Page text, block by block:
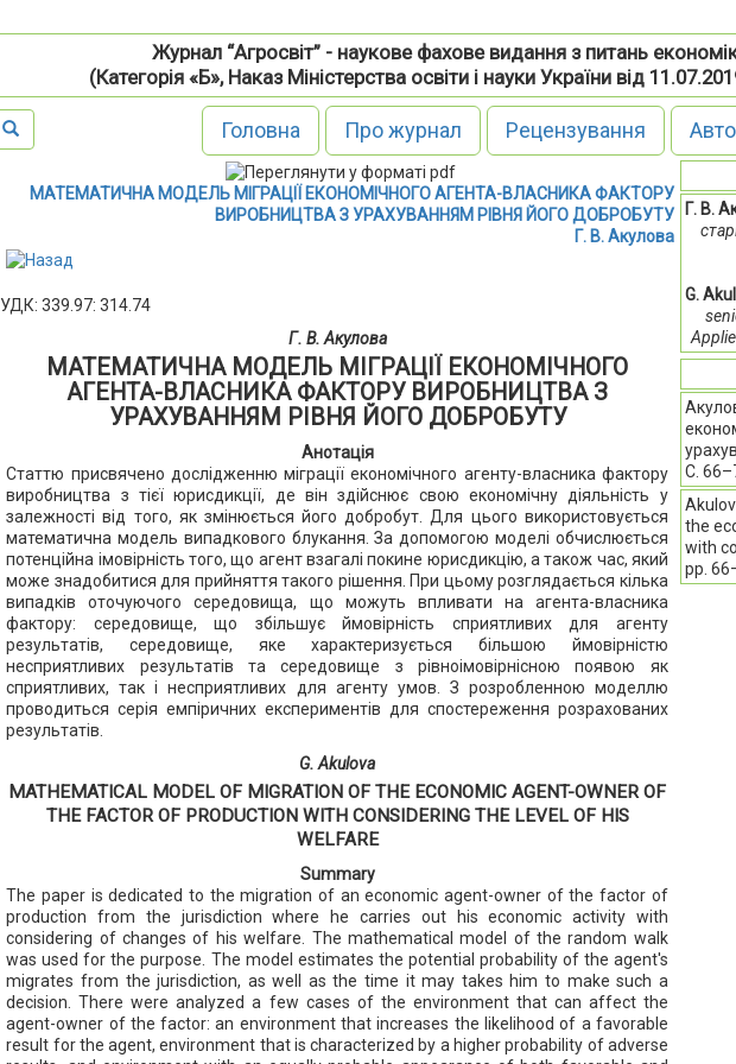
Журнал “Агросвіт” - наукове фахове видання з питань
(Категорія «Б», Наказ Міністерства освіти і науки України від
Головна Про журнал Рецензування
МАТЕМАТИЧНА МОДЕЛЬ МІГРАЦІЇ ЕКОНОМІЧНОГО АГЕНТА-ВЛАСНИКА ФАКТОРУ
ВИРОБНИЦТВА З УРАХУВАННЯМ РІВНЯ ЙОГО ДОБРОБУТУ
Г. В. Акулова
УДК: 339.97: 314.74
Г. В. Акулова
МАТЕМАТИЧНА МОДЕЛЬ МІГРАЦІЇ ЕКОНОМІЧНОГО
АГЕНТА-ВЛАСНИКА ФАКТОРУ ВИРОБНИЦТВА З
УРАХУВАННЯМ РІВНЯ ЙОГО ДОБРОБУТУ
Анотація
Статтю присвячено дослідженню міграції економічного агенту-власника фактору
виробництва з тієї юрисдикції, де він здійснює свою економічну діяльність у
залежності від того, як змінюється його добробут. Для цього використовується
математична модель випадкового блукання. За допомогою моделі обчислюється
потенційна імовірність того, що агент взагалі покине юрисдикцію, а також час, який
може знадобитися для прийняття такого рішення. При цьому розглядається кілька
випадків оточуючого середовища, що можуть впливати на агента-власника
фактору: середовище, що збільшує ймовірність сприятливих для агенту
результатів, середовище, яке характеризується більшою ймовірністю
несприятливих результатів та середовище з рівноімовірнісною появою як
сприятливих, так і несприятливих для агенту умов. З розробленною моделлю
проводиться серія емпіричних експериментів для спостереження розрахованих
результатів.
G. Akulova
MATHEMATICAL MODEL OF MIGRATION OF THE ECONOMIC AGENT-OWNER OF
THE FACTOR OF PRODUCTION WITH CONSIDERING THE LEVEL OF HIS
WELFARE
Summary
The paper is dedicated to the migration of an economic agent-owner of the factor of
production from the jurisdiction where he carries out his economic activity with
considering of changes of his welfare. The mathematical model of the random walk
was used for the purpose. The model estimates the potential probability of the agent's
migrates from the jurisdiction, as well as the time it may takes him to make such a
decision. There were analyzed a few cases of the environment that can affect the
agent-owner of the factor: an environment that increases the likelihood of a favorable
result for the agent, environment that is characterized by a higher probability of adverse
Г. В.
G.
С.
the
with
pp.